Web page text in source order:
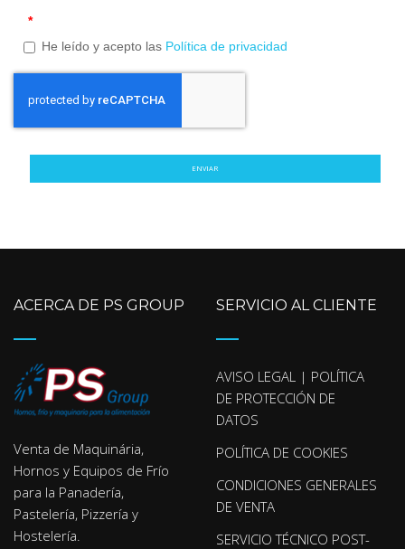
*
He leído y acepto las Política de privacidad
ENVIAR
ACERCA DE PS GROUP
Venta de Maquinária,
Hornos y Equipos de Frío
para la Panadería,
Pastelería, Pizzería y
Hostelería.
SERVICIO AL CLIENTE
AVISO LEGAL | POLÍTICA
DE PROTECCIÓN DE
DATOS
POLÍTICA DE COOKIES
CONDICIONES GENERALES
DE VENTA
SERVICIO TÉCNICO POST-